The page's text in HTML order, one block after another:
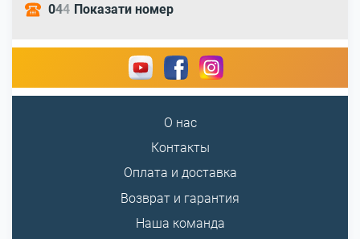
044 Показати номер
О нас
Контакты
Оплата и доставка
Возврат и гарантия
Наша команда